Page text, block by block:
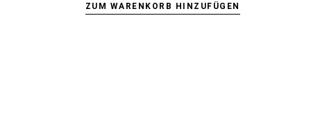
ZUM WARENKORB HINZUFÜGEN